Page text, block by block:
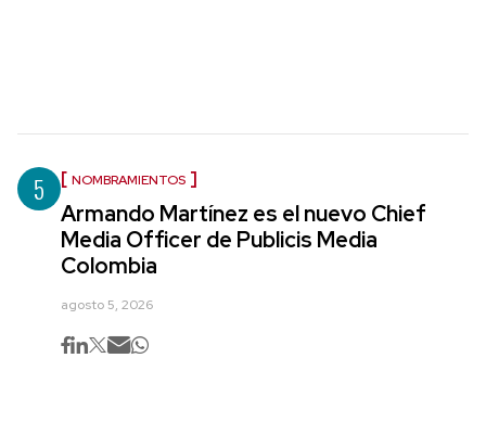
5 NOMBRAMIENTOS
Armando Martínez es el nuevo Chief
Media Officer de Publicis Media
Colombia
agosto 5, 2026